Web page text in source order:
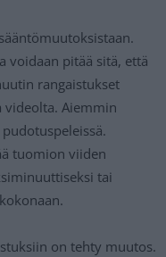
voidaan pitää sitä, että
rangaistukset
videolta. Aiemmin
tuomion viiden
tai
on tehty muutos.